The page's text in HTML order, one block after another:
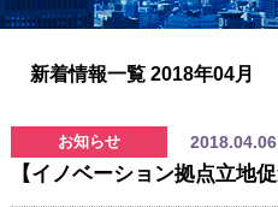
新着情報一覧2018年04月
お知らせ 2018.04.06